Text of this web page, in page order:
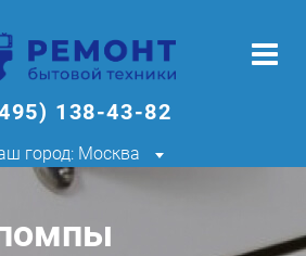
138-43-82
город: Москва